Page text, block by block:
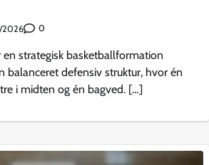
2026 0
strategisk basketballformation
balanceret defensiv struktur, hvor én
i midten og én bagved. […]